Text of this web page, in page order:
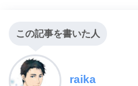
この記事を書いた人
raika